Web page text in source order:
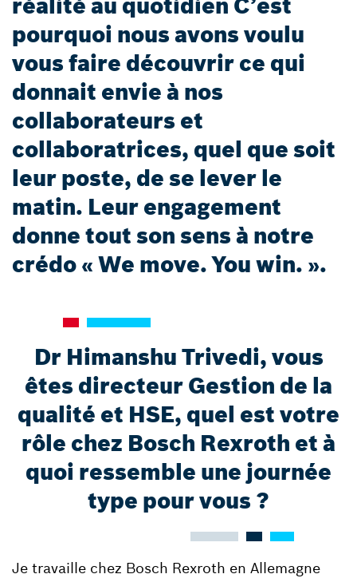
réalité au quotidien C’est
pourquoi nous avons voulu
vous faire découvrir ce qui
donnait envie à nos
collaborateurs et
collaboratrices, quel que soit
leur poste, de se lever le
matin. Leur engagement
donne tout son sens à notre
crédo « We move. You win. ».
Dr Himanshu Trivedi, vous
êtes directeur Gestion de la
qualité et HSE, quel est votre
rôle chez Bosch Rexroth et à
quoi ressemble une journée
type pour vous ?
Je travaille chez Bosch Rexroth en Allemagne